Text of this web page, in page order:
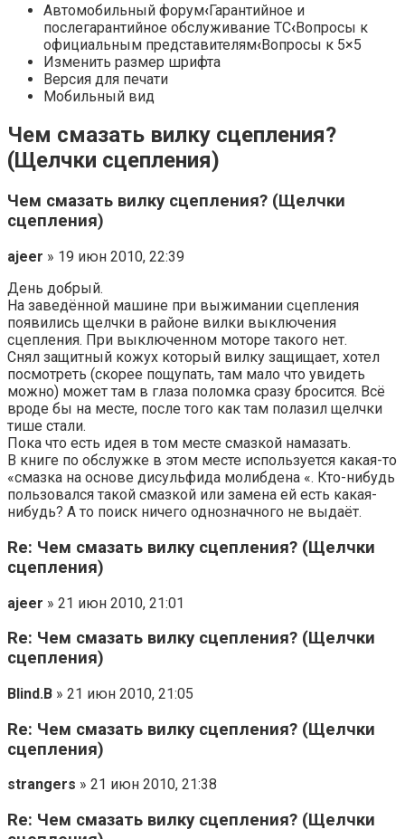
Автомобильный форум‹Гарантийное и
послегарантийное обслуживание ТС‹Вопросы к
официальным представителям‹Вопросы к 5×5
Изменить размер шрифта
Версия для печати
Мобильный вид
Чем смазать вилку сцепления?
(Щелчки сцепления)
Чем смазать вилку сцепления? (Щелчки
сцепления)
ajeer » 19 июн 2010, 22:39
День добрый.
На заведённой машине при выжимании сцепления
появились щелчки в районе вилки выключения
сцепления. При выключенном моторе такого нет.
Снял защитный кожух который вилку защищает, хотел
посмотреть (скорее пощупать, там мало что увидеть
можно) может там в глаза поломка сразу бросится. Всё
вроде бы на месте, после того как там полазил щелчки
тише стали.
Пока что есть идея в том месте смазкой намазать.
В книге по обслужке в этом месте используется какая-то
«смазка на основе дисульфида молибдена «. Кто-нибудь
пользовался такой смазкой или замена ей есть какая-
нибудь? А то поиск ничего однозначного не выдаёт.
Re: Чем смазать вилку сцепления? (Щелчки
сцепления)
ajeer » 21 июн 2010, 21:01
Re: Чем смазать вилку сцепления? (Щелчки
сцепления)
Blind.B » 21 июн 2010, 21:05
Re: Чем смазать вилку сцепления? (Щелчки
сцепления)
strangers » 21 июн 2010, 21:38
Re: Чем смазать вилку сцепления? (Щелчки